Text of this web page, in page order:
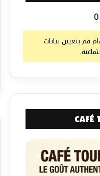
0
قم بتعيين بيانات
CAFÉ